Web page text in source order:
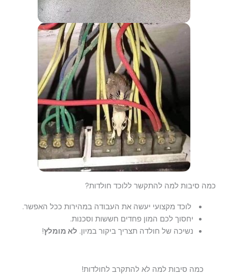
כמה סיבות למה להתקשר ללוכד חולדות?
לוכד מקצועי יעשה את העבודה במהירות ככל האפשר.
יחסוך לכם המון פחדים חששות וסכנות.
נשיכה של חולדה תצריך ביקור במיון. לא מומלץ!
כמה סיבות למה לא להתקרב לחולדות!